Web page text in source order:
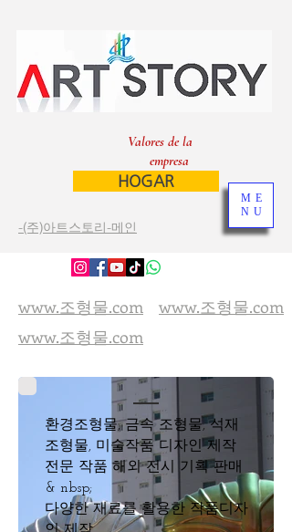
Valores de la
empresa
HOGAR
-(주)아트스토리-메인
www.조형물.com
ME
NU
www.조형물.com
www.조형물.com
환경조형물, 금속 조형물, 석재
조형물, 미술작품 디자인 제작
전문 작품 해외 전시 기획 판매
& nbsp;
​다양한 재료를 활용한 작품디자